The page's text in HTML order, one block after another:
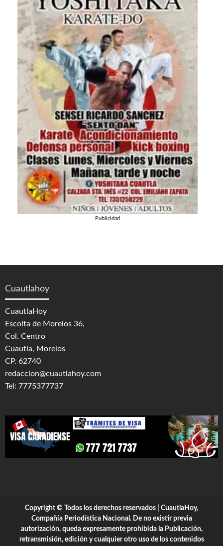
Publicidad
Cuautlahoy
CuautlaHoy
Escolta de Morelos 36,
Col. Centro
Cuautla, Morelos
CP. 62740
redaccion@cuautlahoy.com
Tel: 7775377737
Copyright © Todos los derechos reservados | CuautlaHoy,
Compañía Periodística Nacional. De no existir previa
autorización, queda expresamente prohibida la Publicación,
retransmisión, edición y cualquier otro uso de los contenidos